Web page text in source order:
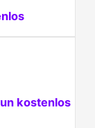
kostenlos